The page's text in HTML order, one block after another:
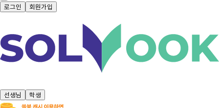
로그인 회원가입
선생님 학생